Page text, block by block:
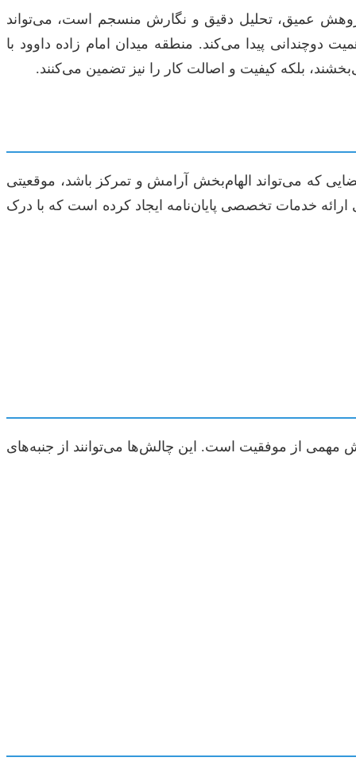
عمیق، تحلیل دقیق و نگارش منسجم است، می‌تواند
دوچندانی پیدا می‌کند. منطقه میدان امام زاده داوود با
بلکه کیفیت و اصالت کار را نیز تضمین می‌کنند.
که می‌تواند الهام‌بخش آرامش و تمرکز باشد، موقعیتی
خدمات تخصصی پایان‌نامه ایجاد کرده است که با درک
مهمی از موفقیت است. این چالش‌ها می‌توانند از جنبه‌های